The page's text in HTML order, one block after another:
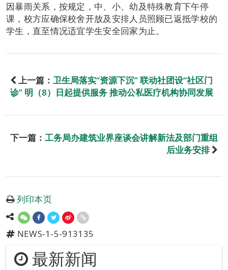
因暴雨关系，按规定，中、小、幼及特殊教育下午停
课，校方应确保校舍开放及安排人员照顾已返抵学校的
学生，直至情况适宜学生安全回家为止。
上一篇： 卫生局落实“资源下沉” 联动社团设“社区门
诊” 明（8）日起提供服务 推动公私医疗机构协同发展
下一篇： 工务局办建筑业界座谈会讲解新法及部门重组
后业务安排
列印本页
NEWS-1-5-913135
最新新闻